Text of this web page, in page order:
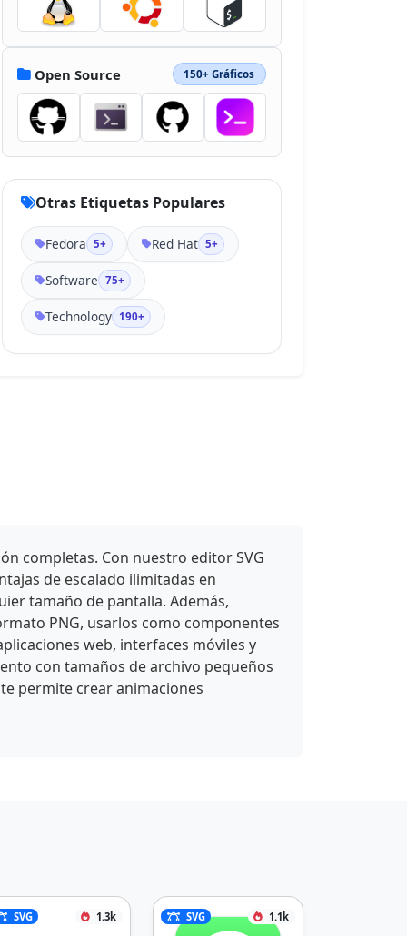
1.797z"></path></svg>
Open Source 150+ Gráficos
Otras Etiquetas Populares
Fedora 5+ Red Hat 5+
Software 75+
Technology 190+
completas. Con nuestro editor SVG
de escalado ilimitadas en
tamaño de pantalla. Además,
PNG, usarlos como componentes
web, interfaces móviles y
con tamaños de archivo pequeños
permite crear animaciones
SVG 1.3k SVG 1.1k